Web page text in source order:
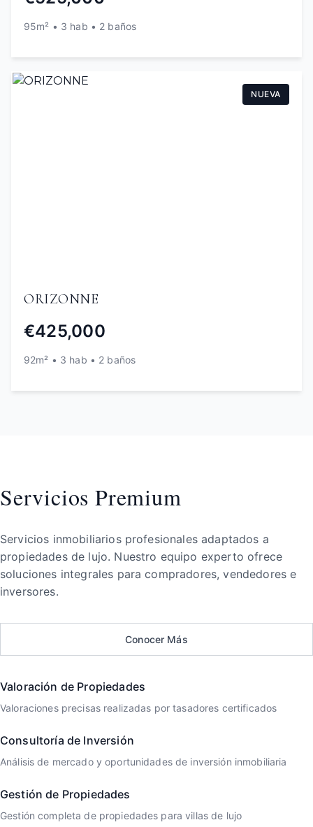
95m² • 3 hab • 2 baños
NUEVA
ORIZONNE
€425,000
92m² • 3 hab • 2 baños
Servicios Premium
Servicios inmobiliarios profesionales adaptados a
propiedades de lujo. Nuestro equipo experto ofrece
soluciones integrales para compradores, vendedores e
inversores.
Conocer Más
Valoración de Propiedades
Valoraciones precisas realizadas por tasadores certificados
Consultoría de Inversión
Análisis de mercado y oportunidades de inversión inmobiliaria
Gestión de Propiedades
Gestión completa de propiedades para villas de lujo